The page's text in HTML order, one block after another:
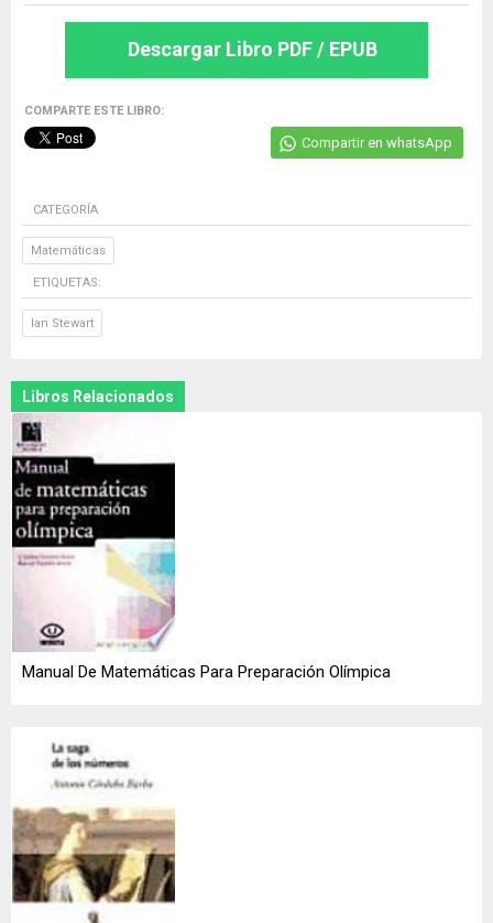
Descargar Libro PDF / EPUB
COMPARTE ESTE LIBRO:
Compartir en whatsApp
CATEGORÍA
Matemáticas
ETIQUETAS:
Ian Stewart
Libros Relacionados
Manual De Matemáticas Para Preparación Olímpica